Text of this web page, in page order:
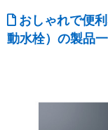
おしゃれで便
動水栓）の製品